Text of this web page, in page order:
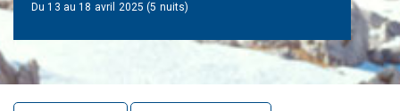
Du 13 au 18 avril 2025 (5 nuits)